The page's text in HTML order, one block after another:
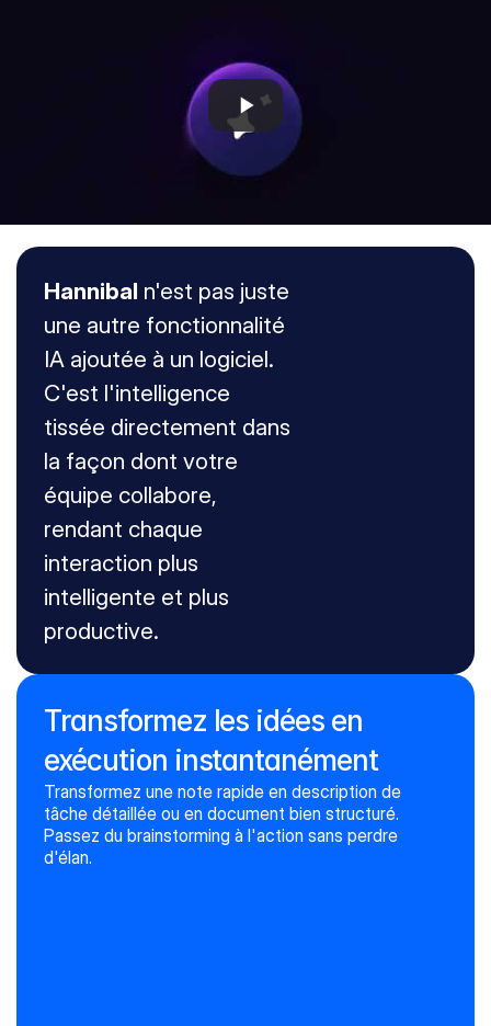
Hannibal n'est pas juste
une autre fonctionnalité
IA ajoutée à un logiciel.
C'est l'intelligence
tissée directement dans
la façon dont votre
équipe collabore,
rendant chaque
interaction plus
intelligente et plus
productive.
Réviser grammaire et style
Traduire le texte
Transformez les idées en
exécution instantanément
Transformez une note rapide en description de
tâche détaillée ou en document bien structuré.
Passez du brainstorming à l'action sans perdre
d'élan.